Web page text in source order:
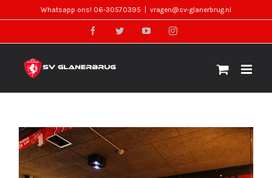
to
Whatsapp ons! 06-30570395 vragen@sv-glanerbrug.nl
facebooktwitter youtubeinstagram